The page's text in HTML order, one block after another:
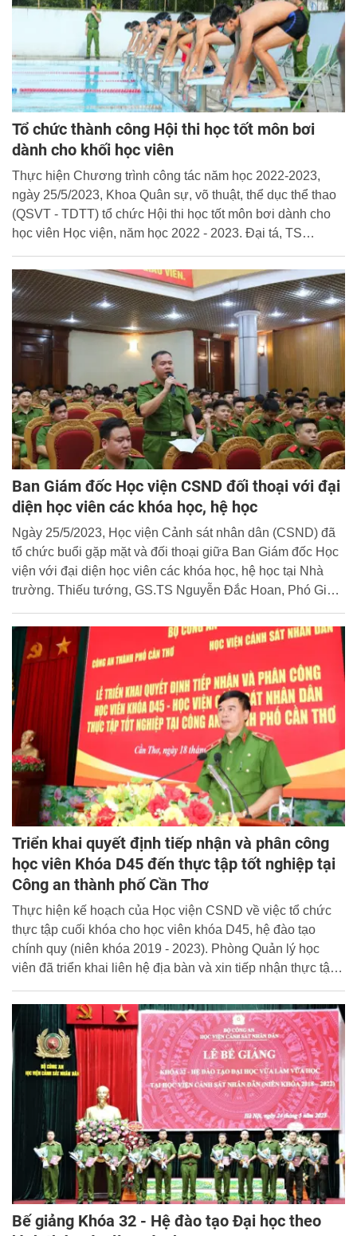
Tổ chức thành công Hội thi học tốt môn bơi
dành cho khối học viên
Thực hiện Chương trình công tác năm học 2022-2023,
ngày 25/5/2023, Khoa Quân sự, võ thuật, thể dục thể thao
(QSVT - TDTT) tổ chức Hội thi học tốt môn bơi dành cho
học viên Học viện, năm học 2022 - 2023. Đại tá, TS
chủ trì Hội thi.
Ban Giám đốc Học viện CSND đối thoại với đại
diện học viên các khóa học, hệ học
Ngày 25/5/2023, Học viện Cảnh sát nhân dân (CSND) đã
tổ chức buổi gặp mặt và đối thoại giữa Ban Giám đốc Học
viện với đại diện học viên các khóa học, hệ học tại Nhà
trường. Thiếu tướng, GS.TS Nguyễn Đắc Hoan, Phó Giám
Triển khai quyết định tiếp nhận và phân công
học viên Khóa D45 đến thực tập tốt nghiệp tại
Công an thành phố Cần Thơ
Thực hiện kế hoạch của Học viện CSND về việc tổ chức
thực tập cuối khóa cho học viên khóa D45, hệ đào tạo
chính quy (niên khóa 2019 - 2023). Phòng Quản lý học
viên đã triển khai liên hệ địa bàn và xin tiếp nhận thực tập
Quảng Ninh, Nghệ An, Đà Nẵng, thành phố Hồ Chí Minh,
thành phố Cần Thơ và Đoàn 871 - Bộ Quốc phòng.
Bế giảng Khóa 32 - Hệ đào tạo Đại học theo